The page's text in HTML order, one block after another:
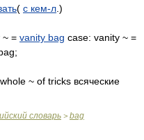
( с кем-л .)
~ = vanity bag case: vanity ~ =
~ of tricks всяческие
словарь > bag